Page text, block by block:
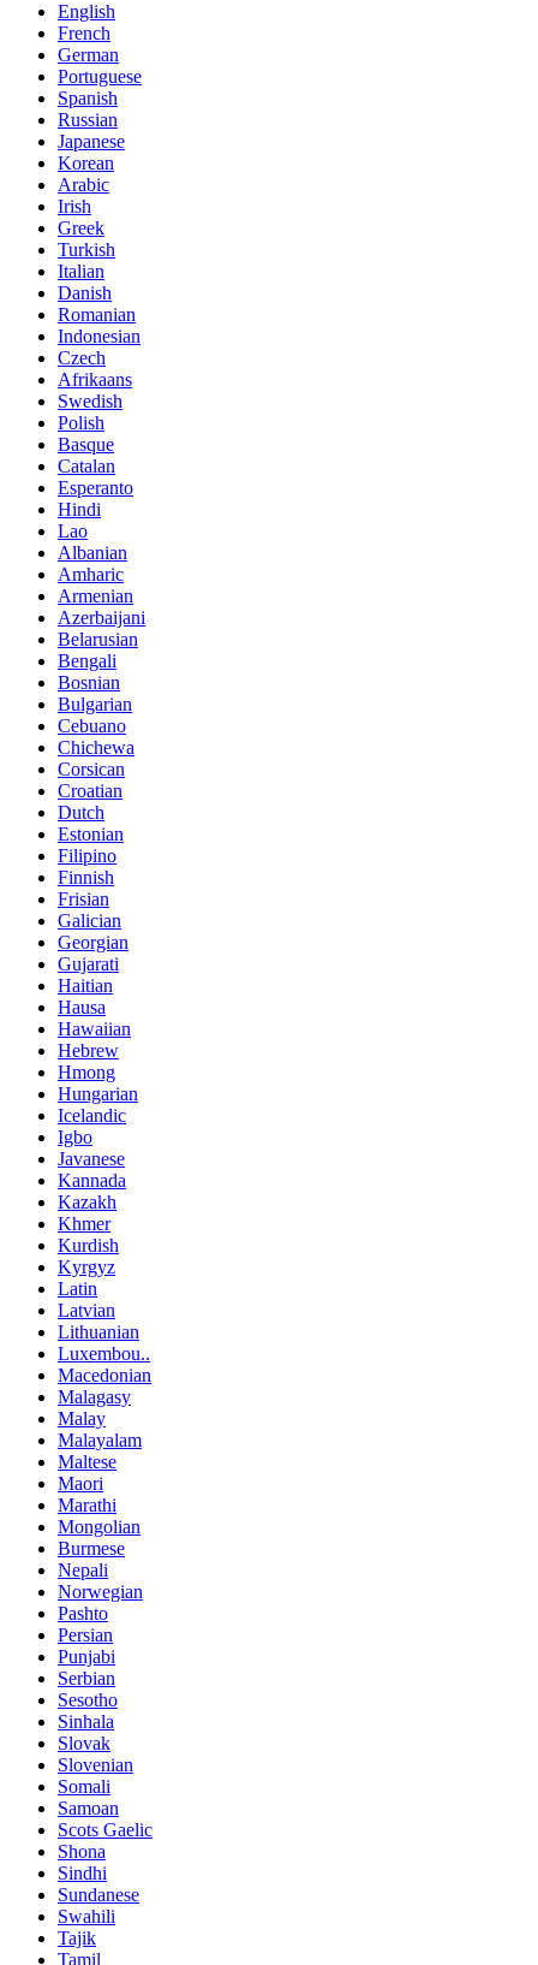
English
French
German
Portuguese
Spanish
Russian
Japanese
Korean
Arabic
Irish
Greek
Turkish
Italian
Danish
Romanian
Indonesian
Czech
Afrikaans
Swedish
Polish
Basque
Catalan
Esperanto
Hindi
Lao
Albanian
Amharic
Armenian
Azerbaijani
Belarusian
Bengali
Bosnian
Bulgarian
Cebuano
Chichewa
Corsican
Croatian
Dutch
Estonian
Filipino
Finnish
Frisian
Galician
Georgian
Gujarati
Haitian
Hausa
Hawaiian
Hebrew
Hmong
Hungarian
Icelandic
Igbo
Javanese
Kannada
Kazakh
Khmer
Kurdish
Kyrgyz
Latin
Latvian
Lithuanian
Luxembou..
Macedonian
Malagasy
Malay
Malayalam
Maltese
Maori
Marathi
Mongolian
Burmese
Nepali
Norwegian
Pashto
Persian
Punjabi
Serbian
Sesotho
Sinhala
Slovak
Slovenian
Somali
Samoan
Scots Gaelic
Shona
Sindhi
Sundanese
Swahili
Tajik
Tamil